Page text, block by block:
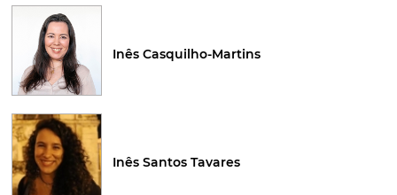
Inês Casquilho-Martins
Inês Santos Tavares